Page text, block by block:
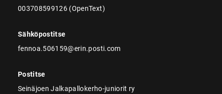
003708599126 (OpenText)
Sähköpostitse
fennoa.506159@erin.posti.com
Postitse
Seinäjoen Jalkapallokerho-juniorit ry